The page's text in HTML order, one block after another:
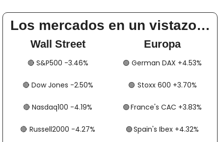
Los mercados en un vistazo…
Wall Street
🔴​​​​ S&P500 -3.46%
🔴​​​​ Dow Jones -2.50%
🔴 ​​​​ Nasdaq100 -4.19%
🔴 ​​​  Russell2000 -4.27%
Europa
🟢 ​​​​​​ German DAX +4.53%
🟢 ​​​​​​​​  Stoxx 600 +3.70%
🟢​​​​  France's CAC +3.83%
🟢​​​​​​​​  Spain's Ibex +4.32%